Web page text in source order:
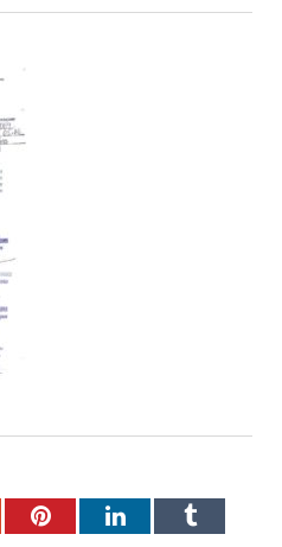
PinterestLinkedInTumblr